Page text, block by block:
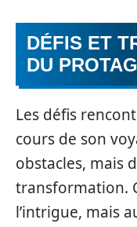
DÉFIS ET
DU
Les défis
cours de son
obstacles, mais
transformation.
l’intrigue, mais